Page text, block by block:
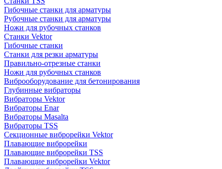
Гибочные станки для арматуры
Рубочные станки для арматуры
Ножи для рубочных станков
Станки Vektor
Гибочные станки
Станки для резки арматуры
Правильно-отрезные станки
Ножи для рубочных станков
Виброоборудование для бетонирования
Глубинные вибраторы
Вибраторы Vektor
Вибраторы Enar
Вибраторы Masalta
Вибраторы TSS
Секционные виброрейки Vektor
Плавающие виброрейки
Плавающие виброрейки TSS
Плавающие виброрейки Vektor